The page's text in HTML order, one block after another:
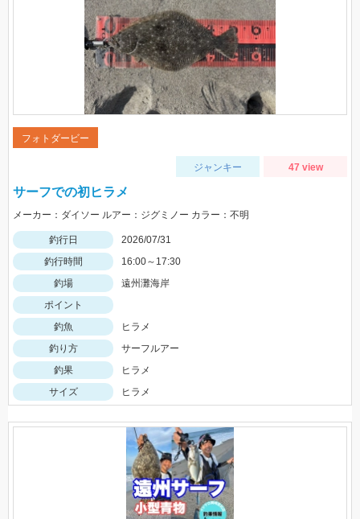
フォトダービー
ジャンキー 47 view
サーフでの初ヒラメ
メーカー：ダイソー ルアー：ジグミノー カラー：不明
釣行日
2026/07/31
釣行時間
16:00～17:30
釣場
遠州灘海岸
ポイント
釣魚
ヒラメ
釣り方
サーフルアー
釣果
ヒラメ
サイズ
ヒラメ